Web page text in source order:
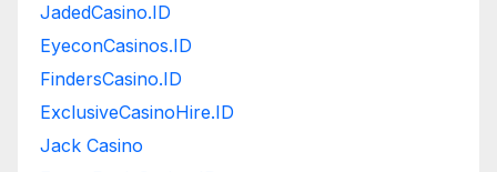
JadedCasino.ID
EyeconCasinos.ID
FindersCasino.ID
ExclusiveCasinoHire.ID
Jack Casino